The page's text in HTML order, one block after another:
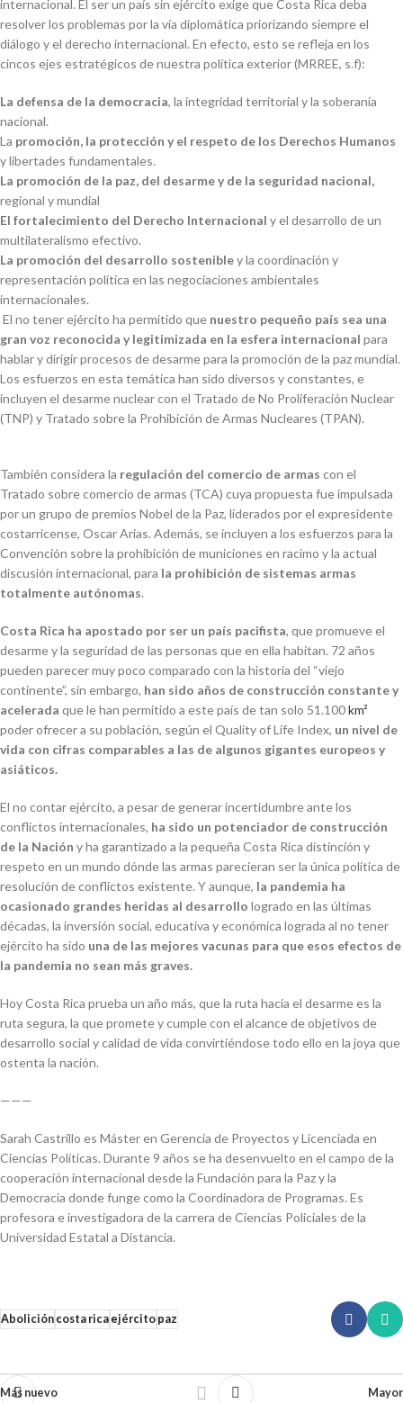
internacional. El ser un país sin ejército exige que Costa Rica deba
resolver los problemas por la vía diplomática priorizando siempre el
diálogo y el derecho internacional. En efecto, esto se refleja en los
cincos ejes estratégicos de nuestra política exterior (MRREE, s.f):
La defensa de la democracia, la integridad territorial y la soberanía
nacional.
La promoción, la protección y el respeto de los Derechos Humanos
y libertades fundamentales.
La promoción de la paz, del desarme y de la seguridad nacional,
regional y mundial
El fortalecimiento del Derecho Internacional y el desarrollo de un
multilateralismo efectivo.
La promoción del desarrollo sostenibley la coordinación y
representación política en las negociaciones ambientales
internacionales.
El no tener ejército ha permitido que nuestro pequeño país sea una
gran voz reconocida y legitimizada en la esfera internacional para
hablar y dirigir procesos de desarme para la promoción de la paz mundial.
Los esfuerzos en esta temática han sido diversos y constantes, e
incluyen el desarme nuclear con el Tratado de No Proliferación Nuclear
(TNP) y Tratado sobre la Prohibición de Armas Nucleares (TPAN).
También considera la regulación del comercio de armas con el
Tratado sobre comercio de armas (TCA) cuya propuesta fue impulsada
por un grupo de premios Nobel de la Paz, liderados por el expresidente
costarricense, Oscar Arias. Además, se incluyen a los esfuerzos para la
Convención sobre la prohibición de municiones en racimo y la actual
discusión internacional, para la prohibición de sistemas armas
totalmente autónomas.
Costa Rica ha apostado por ser un país pacifista, que promueve el
desarme y la seguridad de las personas que en ella habitan. 72 años
pueden parecer muy poco comparado con la historia del “viejo
continente”, sin embargo, han sido años de construcción constante y
acelerada que le han permitido a este país de tan solo 51.100km²
poder ofrecer a su población, según el Quality of Life Index, un nivel de
vida con cifras comparables a las de algunos gigantes europeos y
asiáticos.
El no contar ejército, a pesar de generar incertidumbre ante los
conflictos internacionales, ha sido un potenciador de construcción
de la Nación y ha garantizado a la pequeña Costa Rica distinción y
respeto en un mundo dónde las armas parecieran ser la única política de
resolución de conflictos existente. Y aunque, la pandemia ha
ocasionado grandes heridas al desarrollo logrado en las últimas
décadas, la inversión social, educativa y económica lograda al no tener
ejército ha sido una de las mejores vacunas para que esos efectos de
la pandemia no sean más graves.
Hoy Costa Rica prueba un año más, que la ruta hacia el desarme es la
ruta segura, la que promete y cumple con el alcance de objetivos de
desarrollo social y calidad de vida convirtiéndose todo ello en la joya que
ostenta la nación.
———
Sarah Castrillo es Máster en Gerencia de Proyectos y Licenciada en
Ciencias Políticas. Durante 9 años se ha desenvuelto en el campo de la
cooperación internacional desde la Fundación para la Paz y la
Democracia donde funge como la Coordinadora de Programas. Es
profesora e investigadora de la carrera de Ciencias Policiales de la
Universidad Estatal a Distancia.
Abolicióncosta ricaejércitopaz
Más nuevo Mayor